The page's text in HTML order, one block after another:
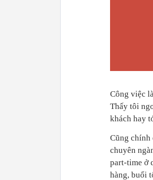
Công việc
Thấy tôi
khách hay
Cũng chính
chuyên
part-time ở
hàng, buổi